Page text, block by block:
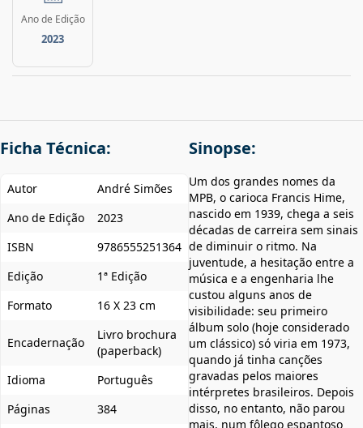
Ano de Edição
2023
Ficha Técnica:
Autor
André Simões
Ano de Edição
2023
ISBN
9786555251364
Edição
1ª Edição
Formato
16 X 23 cm
Encadernação
Livro brochura
(paperback)
Idioma
Português
Páginas
384
Sinopse:
Um dos grandes nomes da
MPB, o carioca Francis Hime,
nascido em 1939, chega a seis
décadas de carreira sem sinais
de diminuir o ritmo. Na
juventude, a hesitação entre a
música e a engenharia lhe
custou alguns anos de
visibilidade: seu primeiro
álbum solo (hoje considerado
um clássico) só viria em 1973,
quando já tinha canções
gravadas pelos maiores
intérpretes brasileiros. Depois
disso, no entanto, não parou
mais, num fôlego espantoso